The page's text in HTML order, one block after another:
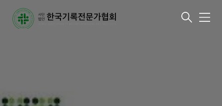
메